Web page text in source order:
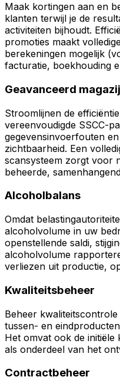
Maak kortingen aan en
klanten terwijl je de
activiteiten bijhoudt.
promoties maakt
berekeningen mogelijk
facturatie, boekhouding
Geavanceerd
Stroomlijnen de
vereenvoudigde SSCC-
gegevensinvoerfouten
zichtbaarheid. Een
scansysteem zorgt voor
beheerde,
Alcoholbalans
Omdat
alcoholvolume in uw
openstellende saldi,
alcoholvolume
verliezen uit productie,
Kwaliteitsbeheer
Beheer
tussen- en
Het omvat ook de initiële
als onderdeel van het
Contractbeheer